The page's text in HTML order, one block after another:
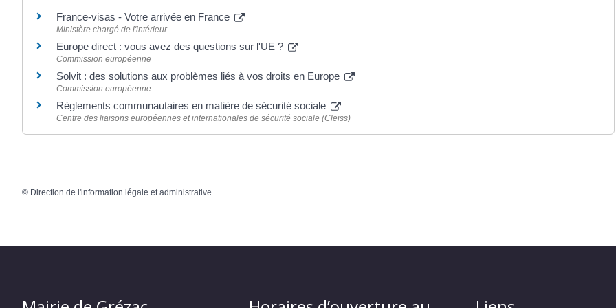
France-visas - Votre arrivée en France
Ministère chargé de l'intérieur
Europe direct : vous avez des questions sur l'UE ?
Commission européenne
Solvit : des solutions aux problèmes liés à vos droits en Europe
Commission européenne
Règlements communautaires en matière de sécurité sociale
Centre des liaisons européennes et internationales de sécurité sociale (Cleiss)
© Direction de l'information légale et administrative